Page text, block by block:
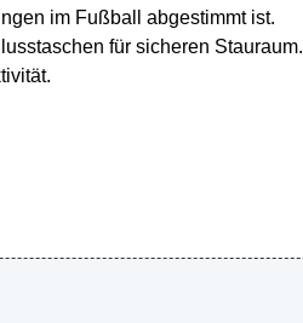
im Fußball abgestimmt ist.
für sicheren Stauraum.